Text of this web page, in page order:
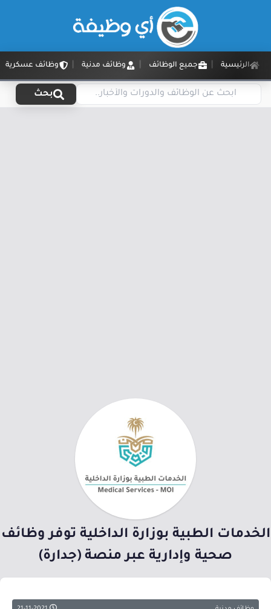
الرئيسية جميع الوظائف وظائف مدنية وظائف عسكرية
بحث
الخدمات الطبية بوزارة الداخلية توفر وظائف
صحية وإدارية عبر منصة (جدارة)